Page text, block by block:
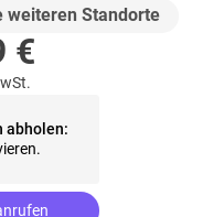
weiteren Standorte
€
abholen: